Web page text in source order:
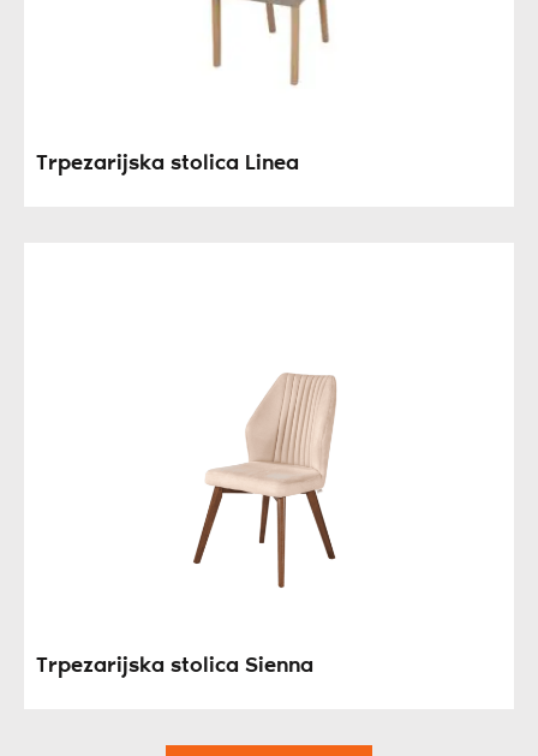
Trpezarijska stolica Linea
Trpezarijska stolica Sienna